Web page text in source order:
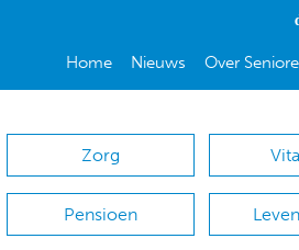
Home Nieuws Over
Zorg
Pensioen